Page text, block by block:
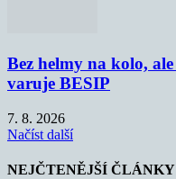
Bez helmy na kolo,
varuje BESIP
7. 8. 2026
Načíst další
NEJČTENĚJŠÍ ČLÁNKY